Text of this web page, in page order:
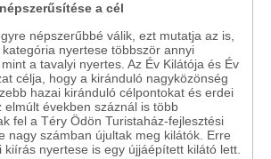
a cél
népszerűbbé válik, ezt mutatja az is,
nyertese többször annyi
a tavalyi nyertes. Az Év Kilátója és Év
célja, hogy a kiránduló nagyközönség
hazai kiránduló célpontokat és erdei
elmúlt években száznál is több
fel a Téry Ödön Turistaház-fejlesztési
nagy számban újultak meg kilátók. Erre
kiírás nyertese is egy újjáépített kilátó lett.